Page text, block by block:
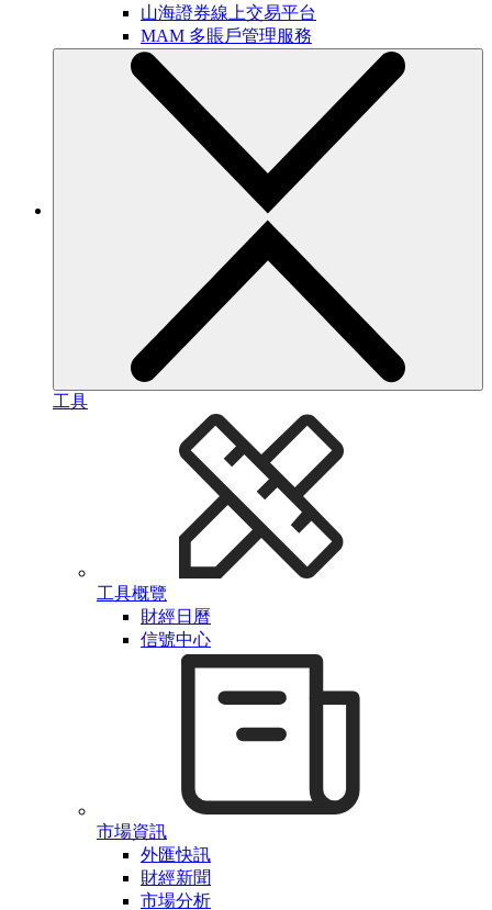
山海證券線上交易平台
MAM 多賬戶管理服務
工具
工具概覽
財經日曆
信號中心
市場資訊
外匯快訊
財經新聞
市場分析